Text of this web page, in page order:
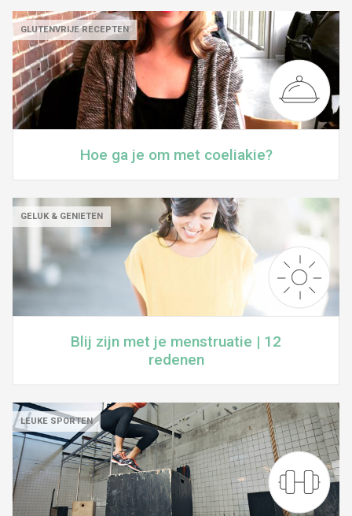
GLUTENVRIJE RECEPTEN
Hoe ga je om met coeliakie?
GELUK & GENIETEN
Blij zijn met je menstruatie | 12
redenen
LEUKE SPORTEN